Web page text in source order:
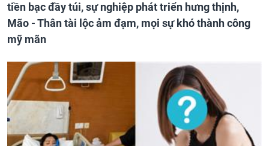
tiền bạc đầy túi, sự nghiệp phát triển hưng thịnh,
Mão - Thân tài lộc ảm đạm, mọi sự khó thành công
mỹ mãn